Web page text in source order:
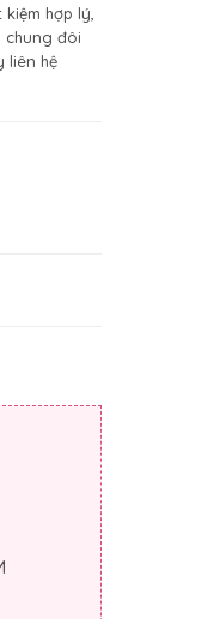
hợp lý,
chung đôi
liên hệ